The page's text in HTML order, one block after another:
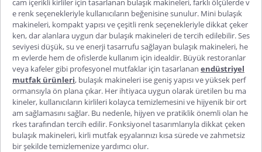
cam içerikli kirliler için tasarlanan bulaşık makineleri, farklı ölçülerde v
e renk seçenekleriyle kullanıcıların beğenisine sunulur. Mini bulaşık
makineleri, kompakt yapısı ve çeşitli renk seçenekleriyle dikkat çeker
ken, dar alanlara uygun dar bulaşık makineleri de tercih edilebilir. Ses
seviyesi düşük, su ve enerji tasarrufu sağlayan bulaşık makineleri, he
m evlerde hem de ofislerde kullanım için idealdir. Büyük restoranlar
veya kafeler gibi profesyonel mutfaklar için tasarlanan endüstriyel
mutfak ürünleri, bulaşık makineleri ise geniş yapısı ve yüksek perf
ormansıyla ön plana çıkar. Her ihtiyaca uygun olarak üretilen bu ma
kineler, kullanıcıların kirlileri kolayca temizlemesini ve hijyenik bir ort
am sağlamasını sağlar. Bu nedenle, hijyen ve pratiklik önemli olan he
rkes tarafından tercih edilir. Fonksiyonel tasarımlarıyla dikkat çeken
bulaşık makineleri, kirli mutfak eşyalarınızı kısa sürede ve zahmetsiz
bir şekilde temizlemenize yardımcı olur.